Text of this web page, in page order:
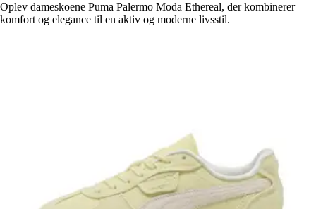
Oplev dameskoene Puma Palermo Moda Ethereal, der kombinerer
komfort og elegance til en aktiv og moderne livsstil.